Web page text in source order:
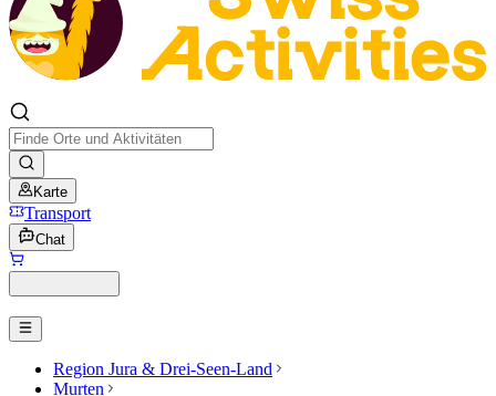
Karte
Transport
Chat
Region Jura & Drei-Seen-Land
Murten